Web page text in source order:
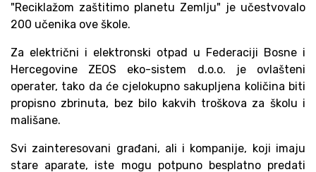
"Reciklažom zaštitimo planetu Zemlju" je učestvovalo
200 učenika ove škole.
Za električni i elektronski otpad u Federaciji Bosne i
Hercegovine ZEOS eko-sistem d.o.o. je ovlašteni
operater, tako da će cjelokupno sakupljena količina biti
propisno zbrinuta, bez bilo kakvih troškova za školu i
mališane.
Svi zainteresovani građani, ali i kompanije, koji imaju
stare aparate, iste mogu potpuno besplatno predati